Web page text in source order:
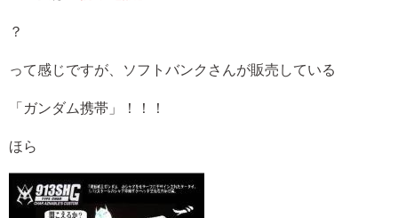
？
って感じですが、ソフトバンクさんが販売している
「ガンダム携帯」！！！
ほら